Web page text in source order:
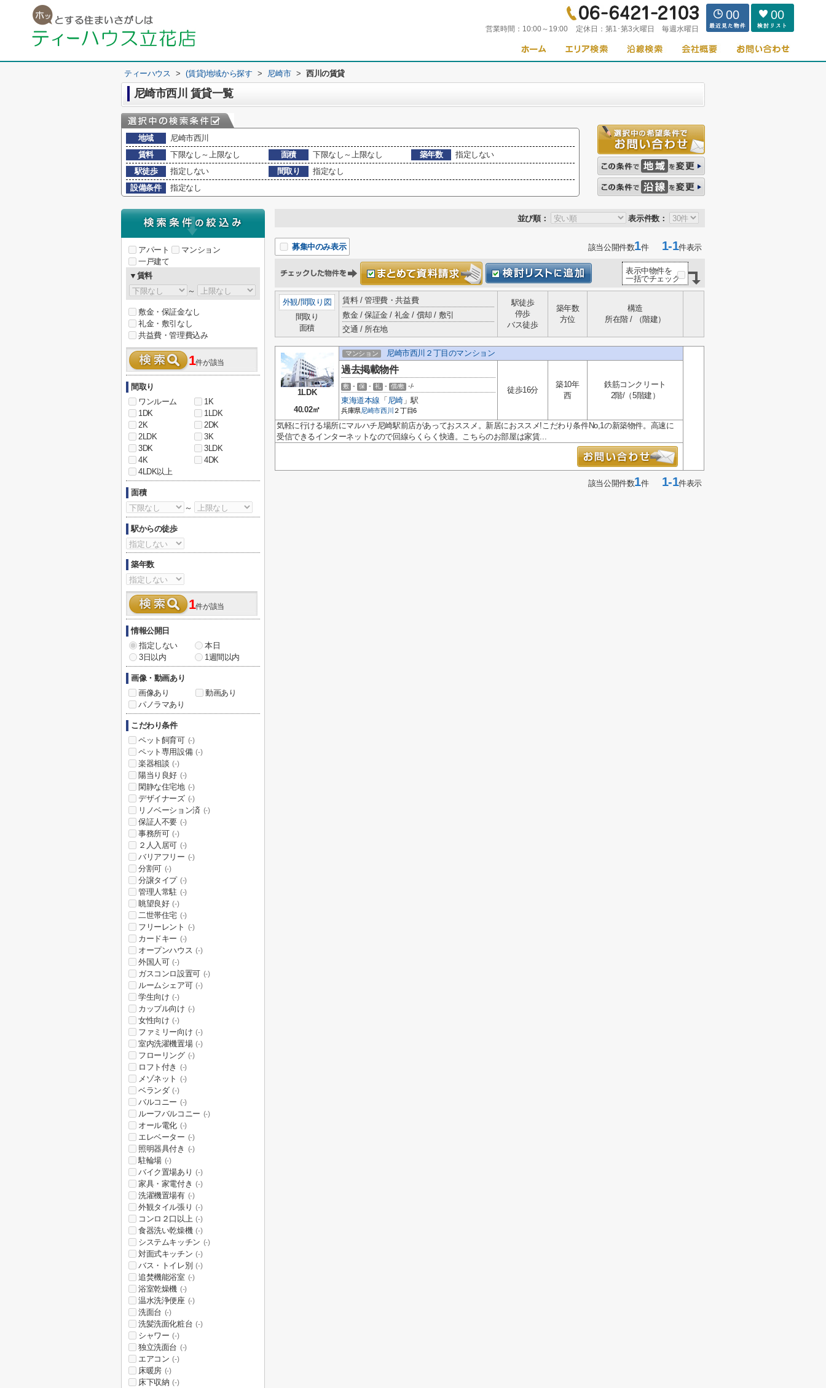
営業時間： 10:00～19:00 定休日： 第1･第3火曜日 毎週水曜日
00 00
ティーハウス > (賃貸)地域から探す > 尼崎市 > 西川の賃貸
尼崎市西川 賃貸一覧
地域
尼崎市西川
賃料
下限なし～上限なし 面積 下限なし～上限なし 築年数
指定しない
駅徒歩
指定しない 間取り
指定なし
設備条件
指定なし
並び順： 表示件数：
募集中のみ表示 該当公開件数1件1-1件表示
表示中物件を
一括でチェック
外観/間取り図
間取り
面積
賃料 / 管理費・共益費
敷金 / 保証金 / 礼金 / 償却 / 敷引
交通 / 所在地
駅徒歩
停歩
バス徒歩
築年数
方位
構造
所在階 / （階建）
1LDK
40.02㎡
マンション 尼崎市西川２丁目のマンション
過去掲載物件
敷 - 保 - 礼 - 償/敷 -/-
東海道本線 「 尼崎」駅
兵庫県尼崎市西川 ２丁目6
徒歩16分
築10年
西
鉄筋コンクリート
2階/（5階建）
気軽に行ける場所にマルハチ尼崎駅前店があっておススメ。新居におススメ!こだわり条件No,1の新築物件。高速に
受信できるインターネットなので回線らくらく快適。こちらのお部屋は家賃...
該当公開件数1件1-1件表示
アパート
マンション
一戸建て
▼賃料
～
敷金・保証金なし
礼金・敷引なし
共益費・管理費込み
1件が該当
間取り
ワンルーム
1K
1DK
1LDK
2K
2DK
2LDK
3K
3DK
3LDK
4K
4DK
4LDK以上
面積
～
駅からの徒歩
築年数
1件が該当
情報公開日
指定しない
本日
3日以内
1週間以内
画像・動画あり
画像あり
動画あり
パノラマあり
こだわり条件
ペット飼育可 (-)
ペット専用設備 (-)
楽器相談 (-)
陽当り良好 (-)
閑静な住宅地 (-)
デザイナーズ (-)
リノベーション済 (-)
保証人不要 (-)
事務所可 (-)
２人入居可 (-)
バリアフリー (-)
分割可 (-)
分譲タイプ (-)
管理人常駐 (-)
眺望良好 (-)
二世帯住宅 (-)
フリーレント (-)
カードキー (-)
オープンハウス (-)
外国人可 (-)
ガスコンロ設置可 (-)
ルームシェア可 (-)
学生向け (-)
カップル向け (-)
女性向け (-)
ファミリー向け (-)
室内洗濯機置場 (-)
フローリング (-)
ロフト付き (-)
メゾネット (-)
ベランダ (-)
バルコニー (-)
ルーフバルコニー (-)
オール電化 (-)
エレベーター (-)
照明器具付き (-)
駐輪場 (-)
バイク置場あり (-)
家具・家電付き (-)
洗濯機置場有 (-)
外観タイル張り (-)
コンロ２口以上 (-)
食器洗い乾燥機 (-)
システムキッチン (-)
対面式キッチン (-)
バス・トイレ別 (-)
追焚機能浴室 (-)
浴室乾燥機 (-)
温水洗浄便座 (-)
洗面台 (-)
洗髪洗面化粧台 (-)
シャワー (-)
独立洗面台 (-)
エアコン (-)
床暖房 (-)
床下収納 (-)